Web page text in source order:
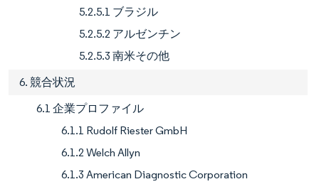
5.2.5.1 ブラジル
5.2.5.2 アルゼンチン
5.2.5.3 南米その他
6. 競合状況
6.1 企業プロファイル
6.1.1 Rudolf Riester GmbH
6.1.2 Welch Allyn
6.1.3 American Diagnostic Corporation